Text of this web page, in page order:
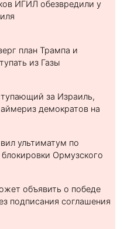
ИГИЛ обезвредили у
план Трампа и
из Газы
за Израиль,
демократов на
ультиматум по
Ормузского
объявить о победе
подписания соглашения